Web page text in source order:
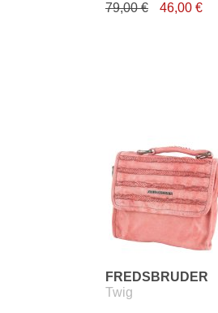
79,00 € 46,00 €
FREDSBRUDER
Twig